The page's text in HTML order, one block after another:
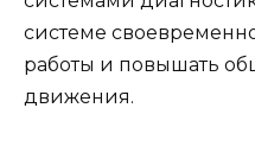
системе
работы и повышать
движения.